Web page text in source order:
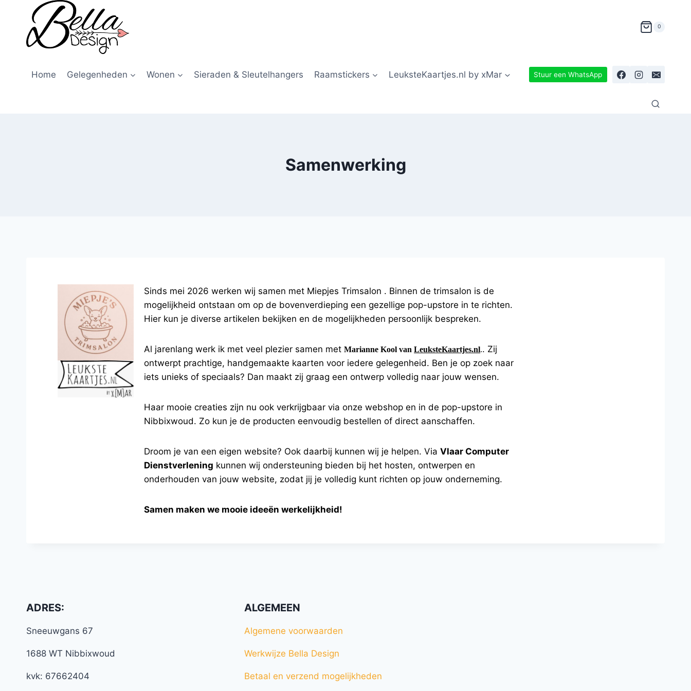
0
Home Gelegenheden Wonen Sieraden & Sleutelhangers Raamstickers LeuksteKaartjes.nl by xMar Stuur een WhatsApp
Samenwerking
Sinds mei 2026 werken wij samen met Miepjes Trimsalon . Binnen de trimsalon is de
mogelijkheid ontstaan om op de bovenverdieping een gezellige pop-upstore in te richten.
Hier kun je diverse artikelen bekijken en de mogelijkheden persoonlijk bespreken.
Al jarenlang werk ik met veel plezier samen metMarianne Kool vanLeuksteKaartjes.nl.. Zij
ontwerpt prachtige, handgemaakte kaarten voor iedere gelegenheid. Ben je op zoek naar
iets unieks of speciaals? Dan maakt zij graag een ontwerp volledig naar jouw wensen.
Haar mooie creaties zijn nu ook verkrijgbaar via onze webshop en in de pop-upstore in
Nibbixwoud. Zo kun je de producten eenvoudig bestellen of direct aanschaffen.
Droom je van een eigen website? Ook daarbij kunnen wij je helpen. ViaVlaar Computer
Dienstverlening kunnen wij ondersteuning bieden bij het hosten, ontwerpen en
onderhouden van jouw website, zodat jij je volledig kunt richten op jouw onderneming.
Samen maken we mooie ideeën werkelijkheid!
ADRES:
Sneeuwgans 67
1688 WT Nibbixwoud
kvk: 67662404
ALGEMEEN
Algemene voorwaarden
Werkwijze Bella Design
Betaal en verzend mogelijkheden